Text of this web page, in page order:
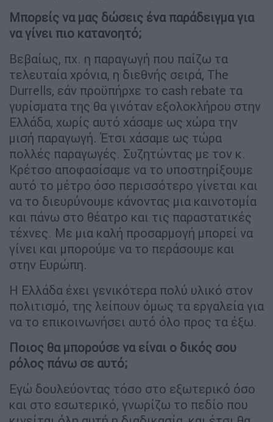
Μπορείς να μας δώσεις ένα παράδειγμα για
να γίνει πιο κατανοητό;
Βεβαίως, πχ. η παραγωγή που παίζω τα
τελευταία χρόνια, η διεθνής σειρά, The
Durrells, εάν προϋπήρχε το cash rebate τα
γυρίσματα της θα γινόταν εξολοκλήρου στην
Ελλάδα, χωρίς αυτό χάσαμε ως χώρα την
μισή παραγωγή. Έτσι χάσαμε ως τώρα
πολλές παραγωγές. Συζητώντας με τον κ.
Κρέτσο αποφασίσαμε να το υποστηρίξουμε
αυτό το μέτρο όσο περισσότερο γίνεται και
να το διευρύνουμε κάνοντας μια καινοτομία
και πάνω στο θέατρο και τις παραστατικές
τέχνες. Με μια καλή προσαρμογή μπορεί να
γίνει και μπορούμε να το περάσουμε και
στην Ευρώπη.
Η Ελλάδα έχει γενικότερα πολύ υλικό στον
πολιτισμό, της λείπουν όμως τα εργαλεία για
να το επικοινωνήσει αυτό όλο προς τα έξω.
Ποιος θα μπορούσε να είναι ο δικός σου
ρόλος πάνω σε αυτό;
Εγώ δουλεύοντας τόσο στο εξωτερικό όσο
και στο εσωτερικό, γνωρίζω το πεδίο που